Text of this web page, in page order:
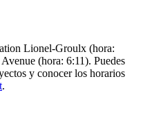
Lionel-Groulx (hora:
(hora: 6:11). Puedes
y conocer los horarios
.